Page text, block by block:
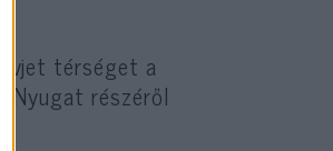
térséget a
Nyugat részéről